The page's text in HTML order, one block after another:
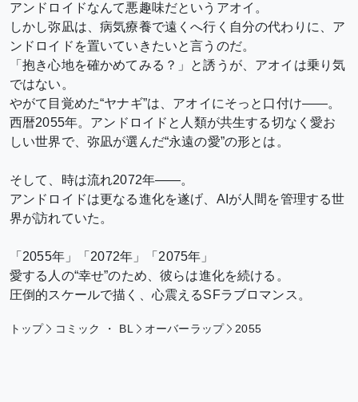
アンドロイドなんて悪趣味だというアオイ。
しかし弥凪は、病気療養で遠くへ行く自分の代わりに、ア
ンドロイドを置いていきたいと言うのだ。
「抱き心地を確かめてみる？」と誘うが、アオイは乗り気
ではない。
やがて目覚めた“ヤナギ”は、アオイにそっと口付け――。
西暦2055年。アンドロイドと人類が共生する切なく愛お
しい世界で、弥凪が選んだ“永遠の愛”の形とは。
そして、時は流れ2072年――。
アンドロイドは更なる進化を遂げ、AIが人間を管理する世
界が訪れていた。
「2055年」「2072年」「2075年」
愛する人の“幸せ”のため、彼らは進化を続ける。
圧倒的スケールで描く、心震えるSFラブロマンス。
トップ コミック ・ BL オーバーラップ 2055